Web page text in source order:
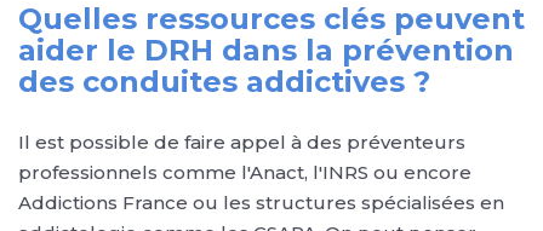
Quelles ressources clés peuvent
aider le DRH dans la prévention
des conduites addictives ?
Il est possible de faire appel à des préventeurs
professionnels comme l'Anact, l'INRS ou encore
Addictions France ou les structures spécialisées en